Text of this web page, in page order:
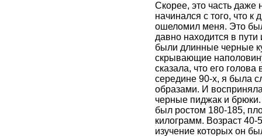
Скорее, это часть даже
начинался с того, что
ошеломил меня. Это
давно находится в
были длинные черные
скрывающие
сказала, что его
середине 90-х, я была
образами. И
черные пиджак и брюки.
был ростом 180-185,
килограмм. Возраст 40-
изучение которых он